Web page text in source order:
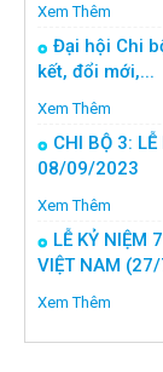
Xem Thêm
Đại hội Chi
kết, đổi mới,...
Xem Thêm
CHI BỘ 3:
08/09/2023
Xem Thêm
LỄ KỶ NIỆM
VIỆT NAM
Xem Thêm